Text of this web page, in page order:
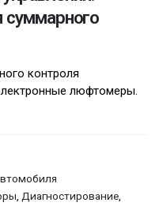
суммарного
контроля
люфтомеры.
Диагностирование